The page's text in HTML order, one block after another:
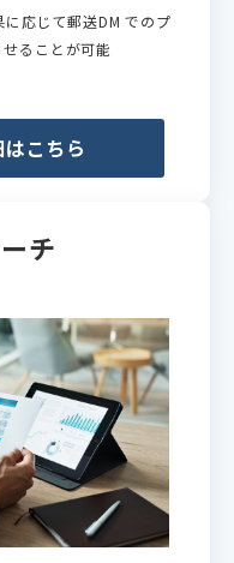
応じて郵送DM でのプ
ることが可能
こちら
チ